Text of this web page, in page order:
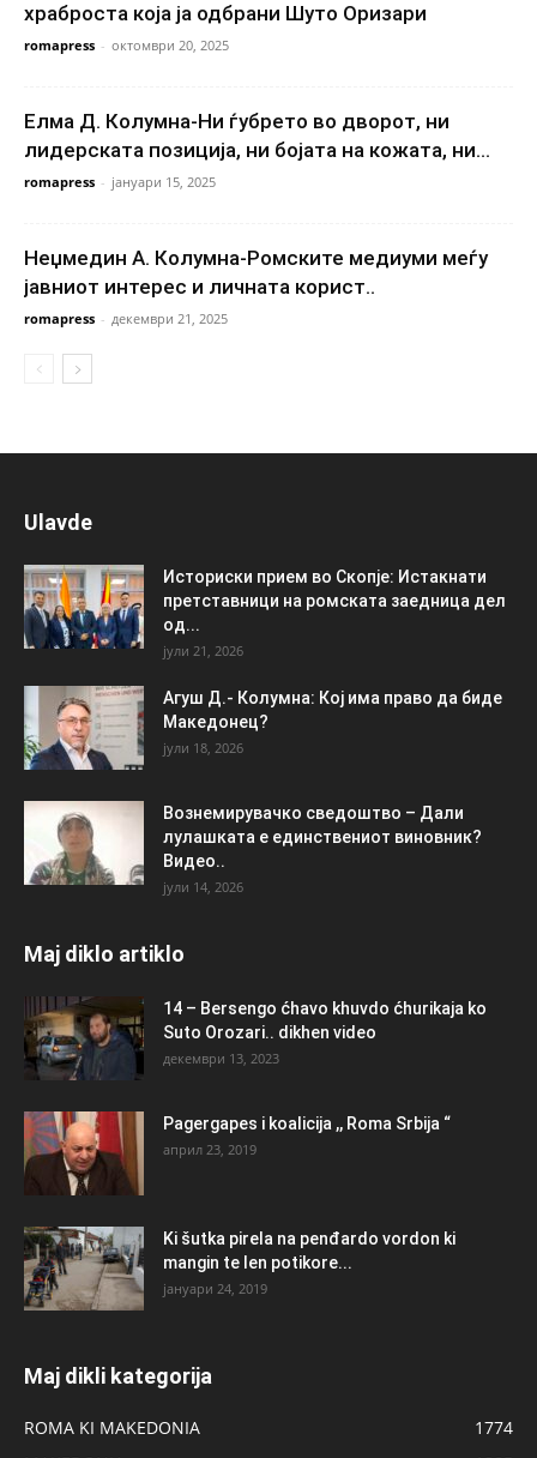
храброста која ја одбрани Шуто Оризари
romapress - октомври 20, 2025
Елма Д. Колумна-Ни ѓубрето во дворот, ни
лидерската позиција, ни бојата на кожата, ни...
romapress - јануари 15, 2025
Неџмедин А. Колумна-Ромските медиуми меѓу
јавниот интерес и личната корист..
romapress - декември 21, 2025
Ulavde
Историски прием во Скопје: Истакнати
претставници на ромската заедница дел
од...
јули 21, 2026
Агуш Д.- Колумна: Кој има право да биде
Македонец?
јули 18, 2026
Вознемирувачко сведоштво – Дали
лулашката е единствениот виновник?
Видео..
јули 14, 2026
Maj diklo artiklo
14 – Bersengo ćhavo khuvdo ćhurikaja ko
Suto Orozari.. dikhen video
декември 13, 2023
Pagergapes i koalicija ,, Roma Srbija “
април 23, 2019
Ki šutka pirela na penđardo vordon ki
mangin te len potikore...
јануари 24, 2019
Maj dikli kategorija
ROMA KI MAKEDONIA
1774